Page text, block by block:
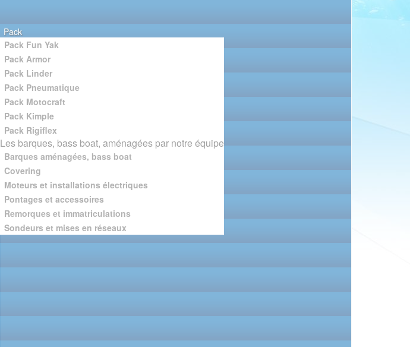
Pack
Pack Fun Yak
Pack Armor
Pack Linder
Pack Pneumatique
Pack Motocraft
Pack Kimple
Pack Rigiflex
Les barques, bass boat, aménagées par notre équipe
Barques aménagées, bass boat
Covering
Moteurs et installations électriques
Pontages et accessoires
Remorques et immatriculations
Sondeurs et mises en réseaux